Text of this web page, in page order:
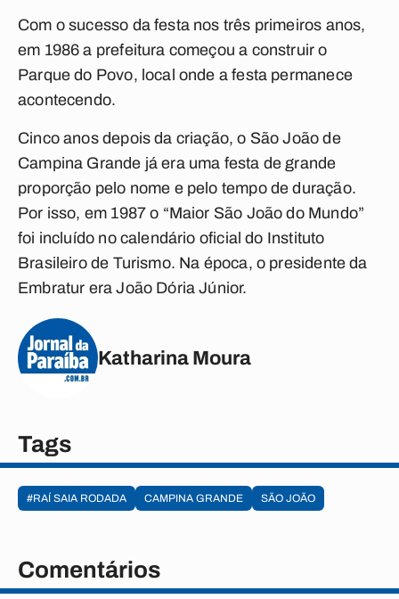
Com o sucesso da festa nos três primeiros anos,
em 1986 a prefeitura começou a construir o
Parque do Povo, local onde a festa permanece
acontecendo.
Cinco anos depois da criação, o São João de
Campina Grande já era uma festa de grande
proporção pelo nome e pelo tempo de duração.
Por isso, em 1987 o “Maior São João do Mundo”
foi incluído no calendário oficial do Instituto
Brasileiro de Turismo. Na época, o presidente da
Embratur era João Dória Júnior.
Katharina Moura
Tags
#RAÍ SAIA RODADA CAMPINA GRANDE SÃO JOÃO
Comentários